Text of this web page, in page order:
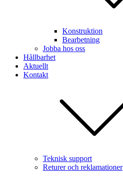
Konstruktion
Bearbetning
Jobba hos oss
Hållbarhet
Aktuellt
Kontakt
Teknisk support
Returer och reklamationer